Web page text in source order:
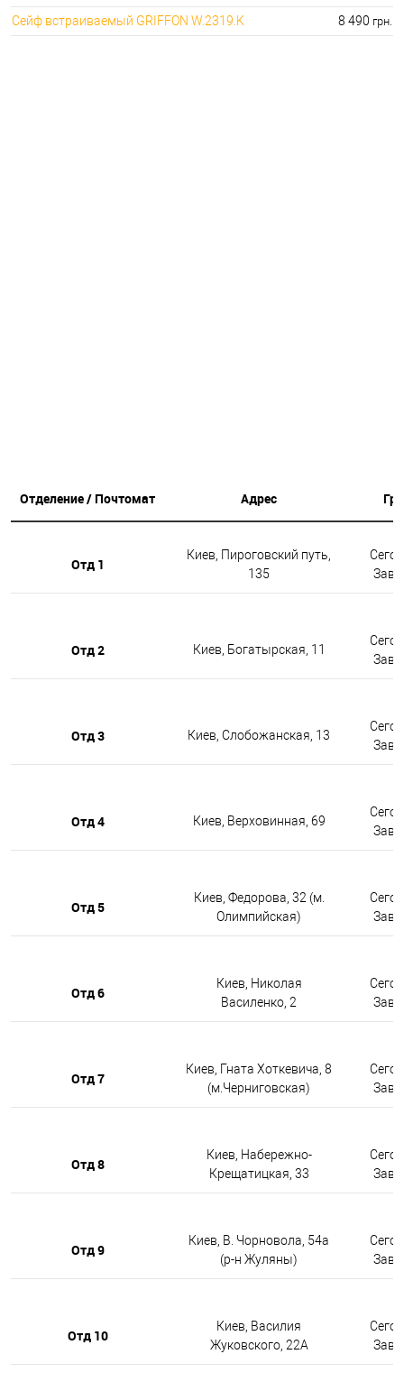
Сейф встраиваемый GRIFFON W.2319.K 8 490 грн.
Отделение / Почтомат Адрес
Отд 1
Киев, Пироговский путь,
135
Отд 2 Киев, Богатырская, 11
Отд 3 Киев, Слобожанская, 13
Отд 4 Киев, Верховинная, 69
Отд 5
Киев, Федорова, 32 (м.
Олимпийская)
Отд 6
Киев, Николая
Василенко, 2
Отд 7
Киев, Гната Хоткевича, 8
(м.Черниговская)
Отд 8
Киев, Набережно-
Крещатицкая, 33
Отд 9
Киев, В. Чорновола, 54а
(р-н Жуляны)
Отд 10
Киев, Василия
Жуковского, 22А